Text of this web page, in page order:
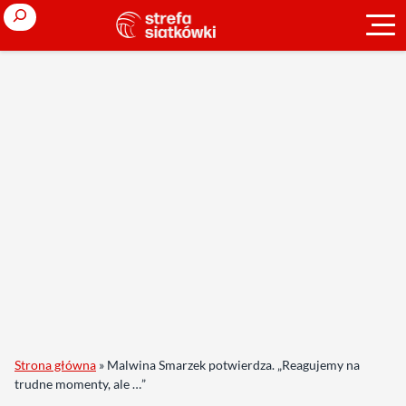
Search
Strona główna » Malwina Smarzek potwierdza. „Reagujemy na
trudne momenty, ale …”